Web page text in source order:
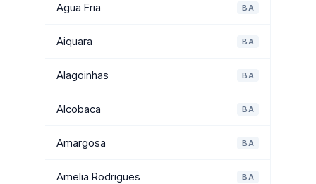
Agua Fria BA
Aiquara BA
Alagoinhas BA
Alcobaca BA
Amargosa BA
Amelia Rodrigues BA